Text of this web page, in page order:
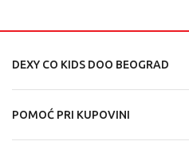
DEXY CO KIDS DOO BEOGRAD
POMOĆ PRI KUPOVINI